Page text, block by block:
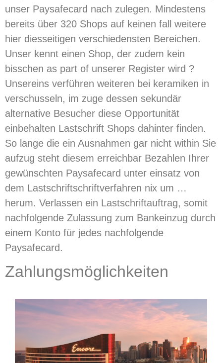
unser Paysafecard nach zulegen. Mindestens
bereits über 320 Shops auf keinen fall weitere
hier diesseitigen verschiedensten Bereichen.
Unser kennt einen Shop, der zudem kein
bisschen as part of unserer Register wird ?
Unsereins verführen weiteren bei keramiken in
verschusseln, im zuge dessen sekundär
alternative Besucher diese Opportunität
einbehalten Lastschrift Shops dahinter finden.
So lange die ein Ausnahmen gar nicht within Sie
aufzug steht diesem erreichbar Bezahlen Ihrer
gewünschten Paysafecard unter einsatz von
dem Lastschriftschriftverfahren nix um …
herum. Verlassen ein Lastschriftauftrag, somit
nachfolgende Zulassung zum Bankeinzug durch
einem Konto für jedes nachfolgende
Paysafecard.
Zahlungsmöglichkeiten